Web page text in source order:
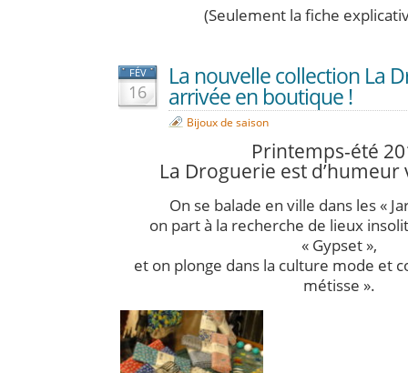
(Seulement la fiche
FÉV
16
La nouvelle collection La
arrivée en boutique !
Bijoux de saison
Printemps-été
La Droguerie est
On se balade en ville dans les «
on part à la recherche de lieux
« Gypset »,
et on plonge dans la culture mode et
métisse ».